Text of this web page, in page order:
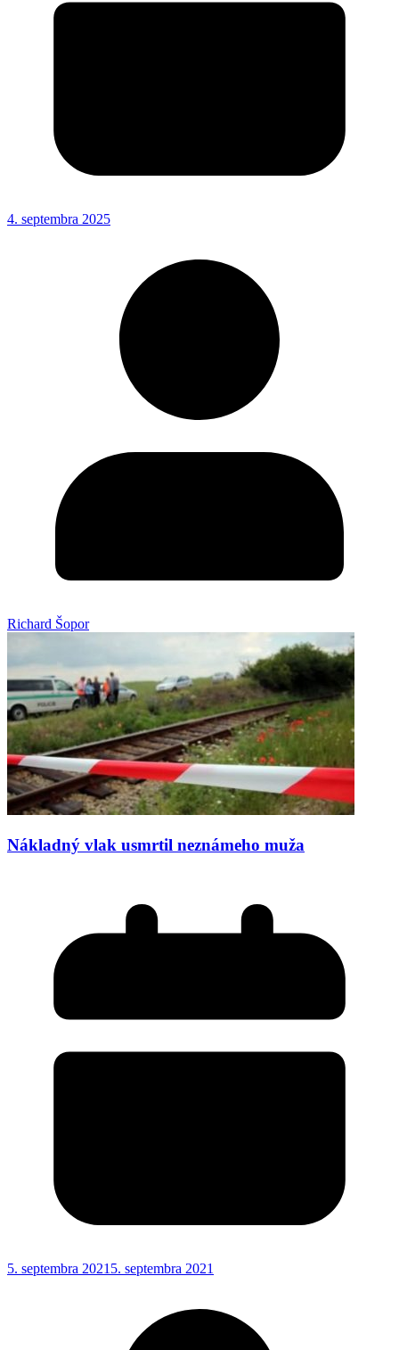
4. septembra 2025
Richard Šopor
Nákladný vlak usmrtil neznámeho muža
5. septembra 2021 5. septembra 2021